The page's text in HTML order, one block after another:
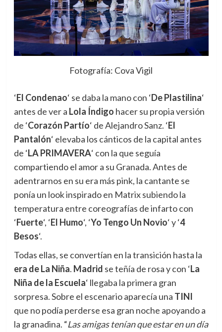
Fotografía: Cova Vigil
‘El Condenao‘ se daba la mano con ‘De Plastilina‘
antes de ver a Lola Índigo hacer su propia versión
de ‘Corazón Partío‘ de Alejandro Sanz. ‘El
Pantalón‘ elevaba los cánticos de la capital antes
de ‘LA PRIMAVERA‘ con la que seguía
compartiendo el amor a su Granada. Antes de
adentrarnos en su era más pink, la cantante se
ponía un look inspirado en Matrix subiendo la
temperatura entre coreografías de infarto con
‘Fuerte‘, ‘El Humo‘, ‘Yo Tengo Un Novio‘ y ‘4
Besos‘.
Todas ellas, se convertían en la transición hasta la
era de La Niña. Madrid se teñía de rosa y con ‘La
Niña de la Escuela‘ llegaba la primera gran
sorpresa. Sobre el escenario aparecía una TINI
que no podía perderse esa gran noche apoyando a
la granadina. “Las amigas tenían que estar en un día